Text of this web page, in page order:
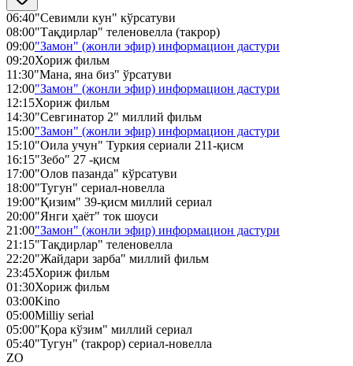
06:40"Севимли кун" кўрсатуви
08:00"Тақдирлар" теленовелла (такрор)
09:00"Замон" (жонли эфир) информацион дастури
09:20Хориж фильм
11:30"Мана, яна биз" ўрсатуви
12:00"Замон" (жонли эфир) информацион дастури
12:15Хориж фильм
14:30"Севгинатор 2" миллий фильм
15:00"Замон" (жонли эфир) информацион дастури
15:10"Оила учун" Туркия сериали 211-қисм
16:15"Зебо" 27 -қисм
17:00"Олов пазанда" кўрсатуви
18:00"Тугун" сериал-новелла
19:00"Қизим" 39-қисм миллий сериал
20:00"Янги ҳаёт" ток шоуси
21:00"Замон" (жонли эфир) информацион дастури
21:15"Тақдирлар" теленовелла
22:20"Жайдари зарба" миллий фильм
23:45Хориж фильм
01:30Хориж фильм
03:00Kino
05:00Milliy serial
05:00"Қора кўзим" миллий сериал
05:40"Тугун" (такрор) сериал-новелла
ZO